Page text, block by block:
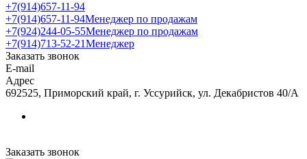
+7(914)657-11-94
+7(914)657-11-94Менеджер по продажам
+7(924)244-05-55Менеджер по продажам
+7(914)713-52-21Менеджер
Заказать звонок
E-mail
Адрес
692525, Приморский край, г. Уссурийск, ул. Декабристов 40/А
Заказать звонок